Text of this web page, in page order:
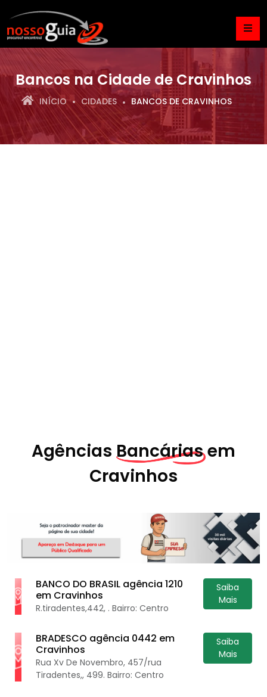
Bancos na Cidade de Cravinhos
INÍCIO CIDADES BANCOS DE CRAVINHOS
Agências Bancárias em
Cravinhos
BANCO DO BRASIL agência 1210
em Cravinhos
R.tiradentes,442, . Bairro: Centro
Saiba
Mais
BRADESCO agência 0442 em
Cravinhos
Rua Xv De Novembro, 457/rua
Tiradentes,, 499. Bairro: Centro
Saiba
Mais